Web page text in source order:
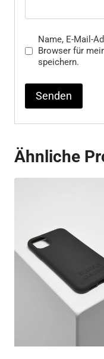
Name, E-Mail-
Browser für
speichern.
Ähnliche